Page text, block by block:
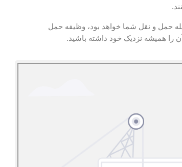
حمل و نقل شما خواهد بود، وظیفه حمل
را همیشه نزدیک خود داشته باشید.